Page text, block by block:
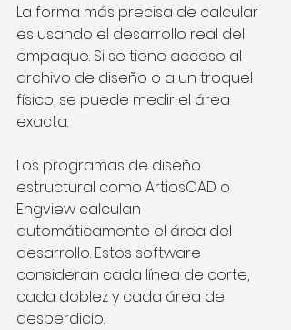
La forma más precisa de calcular
es usando el desarrollo real del
empaque. Si se tiene acceso al
archivo de diseño o a un troquel
físico, se puede medir el área
exacta.
Los programas de diseño
estructural como ArtiosCAD o
Engview calculan
automáticamente el área del
desarrollo. Estos software
consideran cada línea de corte,
cada doblez y cada área de
desperdicio.